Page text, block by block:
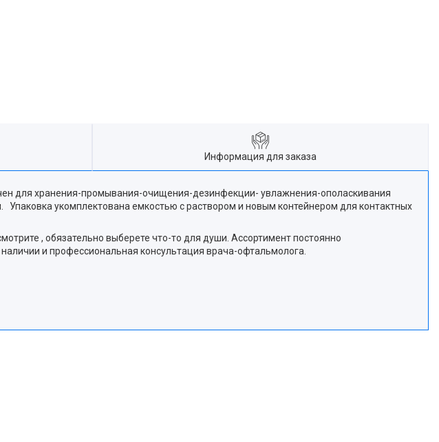
Информация для заказа
для хранения-промывания-очищения-дезинфекции- увлажнения-ополаскивания
укомплектована емкостью с раствором и новым контейнером для контактных
, обязательно выберете что-то для души. Ассортимент постоянно
и профессиональная консультация врача-офтальмолога.